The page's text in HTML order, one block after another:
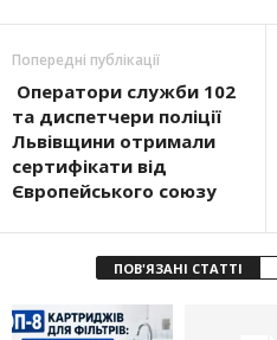
Попередні публікації
Оператори служби 102
та диспетчери поліції
Львівщини отримали
сертифікати від
Європейського союзу
ПОВ'ЯЗАНІ СТАТТІ